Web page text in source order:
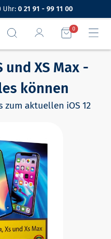
Uhr: 0 21 91 - 99 11 00
0
und XS Max -
können
aktuellen iOS 12